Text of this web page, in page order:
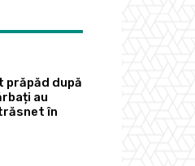
prăpăd după
au
în